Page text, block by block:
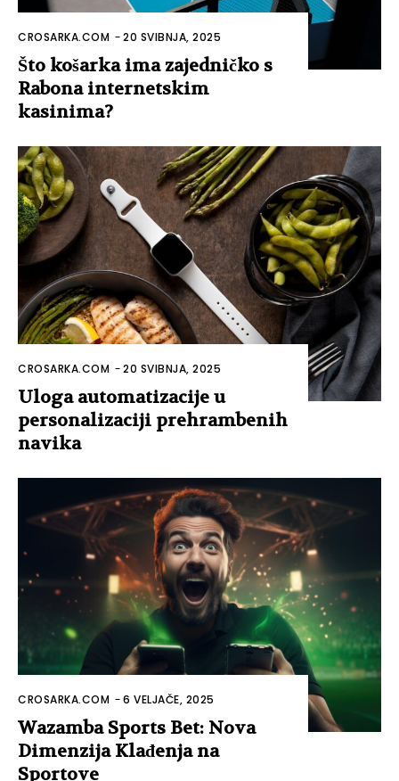
CROSARKA.COM -20 SVIBNJA, 2025
Što košarka ima zajedničko s
Rabona internetskim
kasinima?
CROSARKA.COM -20 SVIBNJA, 2025
Uloga automatizacije u
personalizaciji prehrambenih
navika
CROSARKA.COM -6 VELJAČE, 2025
Wazamba Sports Bet: Nova
Dimenzija Klađenja na
Sportove